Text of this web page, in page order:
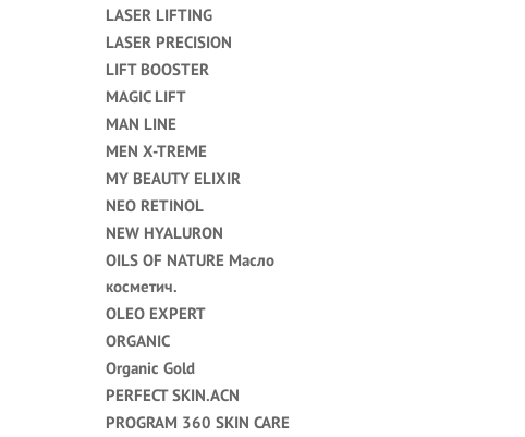
LASER LIFTING
LASER PRECISION
LIFT BOOSTER
MAGIC LIFT
MAN LINE
MEN X-TREME
MY BEAUTY ELIXIR
NEO RETINOL
NEW HYALURON
OILS OF NATURE Масло
косметич.
OLEO EXPERT
ORGANIC
Organic Gold
PERFECT SKIN.ACN
PROGRAM 360 SKIN CARE